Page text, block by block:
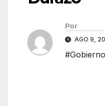
Por
AGO 9,